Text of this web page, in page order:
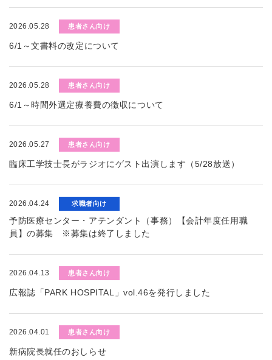
2026.05.28 患者さん向け
6/1～文書料の改定について
2026.05.28 患者さん向け
6/1～時間外選定療養費の徴収について
2026.05.27 患者さん向け
臨床工学技士長がラジオにゲスト出演します（5/28放送）
2026.04.24 求職者向け
予防医療センター・アテンダント（事務）【会計年度任用職
員】の募集 ※募集は終了しました
2026.04.13 患者さん向け
広報誌「PARK HOSPITAL」vol.46を発行しました
2026.04.01 患者さん向け
新病院長就任のおしらせ